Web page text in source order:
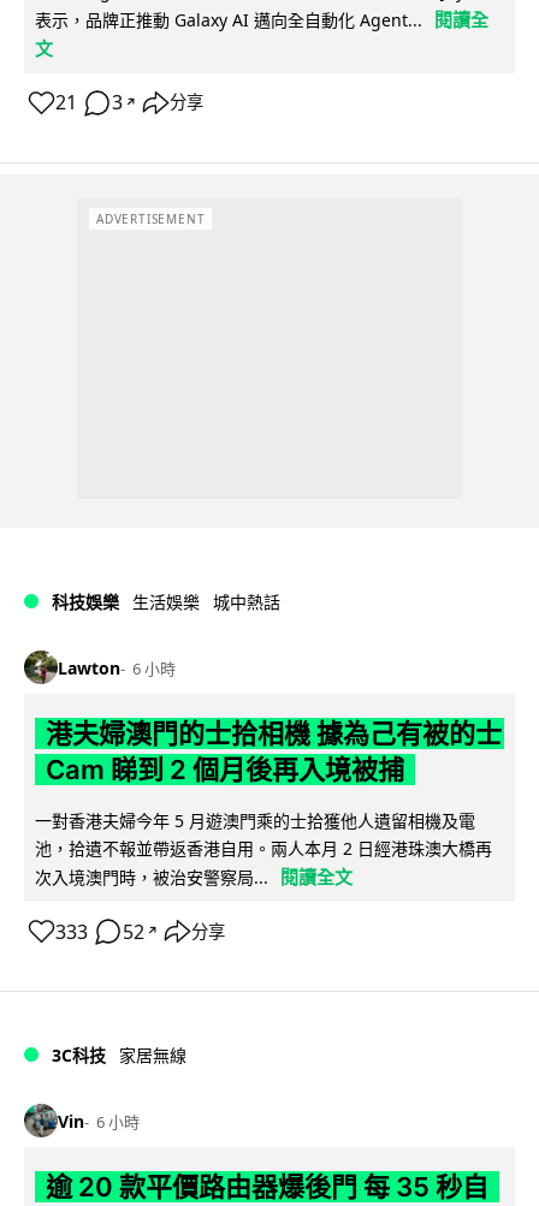
表示，品牌正推動 Galaxy AI 邁向全自動化 Agent...
閱讀全
文
21 3 ↗ 分享
ADVERTISEMENT
科技娛樂 生活娛樂 城中熱話
Lawton 6 小時
港夫婦澳門的士拾相機 據為己有被的士
Cam 睇到 2 個月後再入境被捕
一對香港夫婦今年 5 月遊澳門乘的士拾獲他人遺留相機及電
池，拾遺不報並帶返香港自用。兩人本月 2 日經港珠澳大橋再
次入境澳門時，被治安警察局...
閱讀全文
333 52 ↗ 分享
3C科技 家居無線
Vin 6 小時
逾 20 款平價路由器爆後門 每 35 秒自